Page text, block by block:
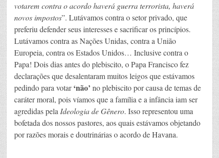
votarem contra o acordo haverá guerra terrorista, haverá
novos impostos”. Lutávamos contra o setor privado, que
preferiu defender seus interesses e sacrificar os princípios.
Lutávamos contra as Nações Unidas, contra a União
Europeia, contra os Estados Unidos… Inclusive contra o
Papa! Dois dias antes do plebiscito, o Papa Francisco fez
declarações que desalentaram muitos leigos que estávamos
pedindo para votar‘não’ no plebiscito por causa de temas de
caráter moral, pois víamos que a família e a infância iam ser
agredidas pelaIdeologia de Gênero. Isso representou uma
bofetada dos nossos pastores, aos quais estávamos objetando
por razões morais e doutrinárias o acordo de Havana.